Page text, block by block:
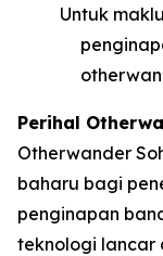
Untuk
Perihal
Otherwander
baharu bagi
penginapan
teknologi lancar